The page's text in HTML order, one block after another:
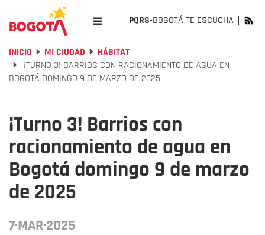
PQRS-BOGOTÁ TE ESCUCHA
INICIO MI CIUDAD
HÁBITAT
¡TURNO 3! BARRIOS CON RACIONAMIENTO DE AGUA EN
BOGOTÁ DOMINGO 9 DE MARZO DE 2025
¡Turno 3! Barrios con
racionamiento de agua en
Bogotá domingo 9 de marzo
de 2025
7·MAR·2025